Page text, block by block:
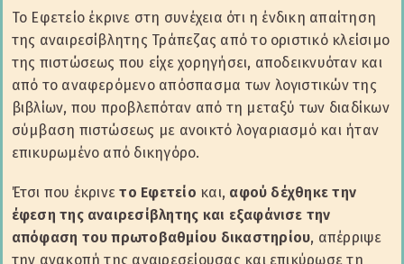
Το Εφετείο έκρινε στη συνέχεια ότι η ένδικη απαίτηση
της αναιρεσίβλητης Τράπεζας από το οριστικό κλείσιμο
της πιστώσεως που είχε χορηγήσει, αποδεικνυόταν και
από το αναφερόμενο απόσπασμα των λογιστικών της
βιβλίων, που προβλεπόταν από τη μεταξύ των διαδίκων
σύμβαση πιστώσεως με ανοικτό λογαριασμό και ήταν
επικυρωμένο από δικηγόρο.
Έτσι που έκρινετο Εφετείο και, αφού δέχθηκε την
έφεση της αναιρεσίβλητης και εξαφάνισε την
απόφαση του πρωτοβαθμίου δικαστηρίου, απέρριψε
την ανακοπή της αναιρεσείουσας και επικύρωσε τη